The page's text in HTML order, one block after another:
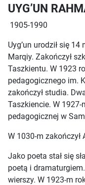
UYG’UN
1905-1990
Uyg’un urodził się
Marqiy. Zakończył
Taszkientu. W 1923
pedagogicznego im.
zakończył studia.
Taszkiencie. W
pedagogicznej w
W 1030-m zakończył
Jako poeta stał się
poetą i
wierszy. W 1923-m